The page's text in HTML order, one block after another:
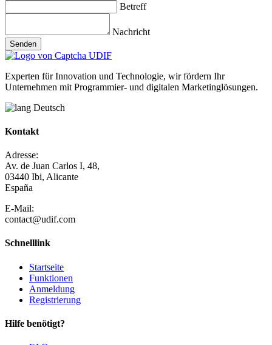
Betreff
Nachricht
Senden
Experten für Innovation und Technologie, wir fördern Ihr
Unternehmen mit Programmier- und digitalen Marketinglösungen.
Deutsch
Kontakt
Adresse:
Av. de Juan Carlos I, 48,
03440 Ibi, Alicante
España
E-Mail:
contact@udif.com
Schnelllink
Startseite
Funktionen
Anmeldung
Registrierung
Hilfe benötigt?